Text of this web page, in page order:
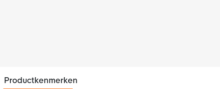
Productkenmerken